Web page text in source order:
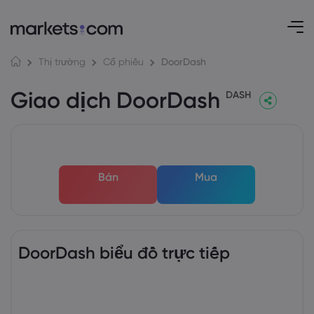
Thị trường Cổ phiếu DoorDash
Giao dịch DoorDash DASH
Bán Mua
DoorDash biểu đồ trực tiếp